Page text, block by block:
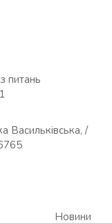
питань
Васильківська, /
Новини